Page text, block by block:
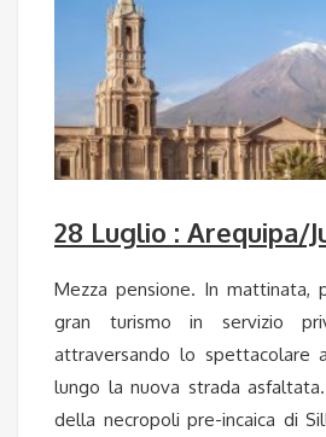
28 Luglio : Arequipa/
Mezza pensione. In mattinata,
gran turismo in servizio
attraversando lo spettacolare
lungo la nuova strada
della necropoli pre-incaica di